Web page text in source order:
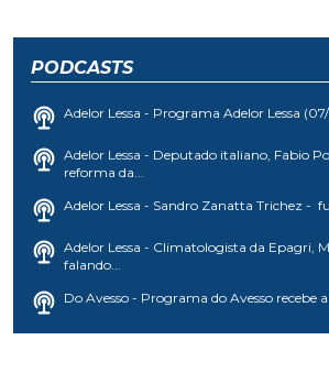
PODCASTS
Adelor Lessa - Programa Adelor Lessa
Adelor Lessa - Deputado italiano, Fabio
reforma da...
Adelor Lessa - Sandro Zanatta Trichez -
Adelor Lessa - Climatologista da Epagri,
falando...
Do Avesso - Programa do Avesso recebe